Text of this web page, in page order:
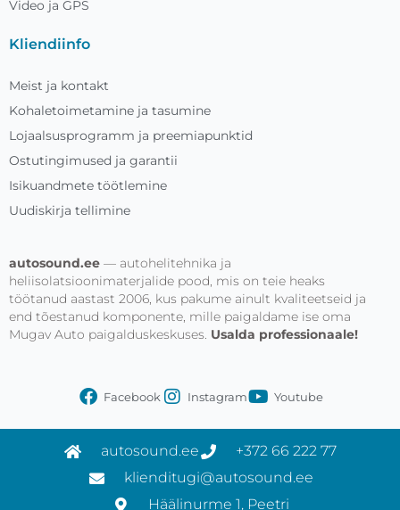
Video ja GPS
Kliendiinfo
Meist ja kontakt
Kohaletoimetamine ja tasumine
Lojaalsusprogramm ja preemiapunktid
Ostutingimused ja garantii
Isikuandmete töötlemine
Uudiskirja tellimine
autosound.ee — autohelitehnika ja
heliisolatsioonimaterjalide pood, mis on teie heaks
töötanud aastast 2006, kus pakume ainult kvaliteetseid ja
end tõestanud komponente, mille paigaldame ise oma
Mugav Auto paigalduskeskuses. Usalda professionaale!
Facebook Instagram Youtube
autosound.ee
+372 66 222 77
klienditugi@autosound.ee
Häälinurme 1, Peetri